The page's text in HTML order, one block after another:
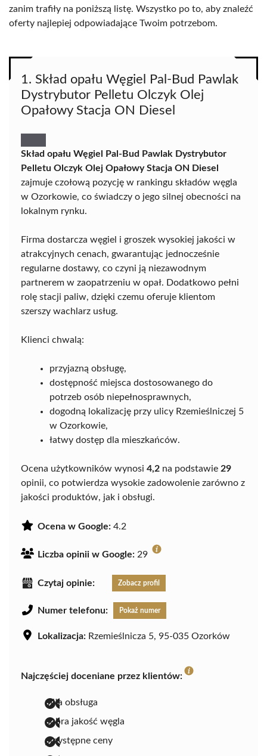
zanim trafiły na poniższą listę. Wszystko po to, aby znaleźć
oferty najlepiej odpowiadające Twoim potrzebom.
1. Skład opału Węgiel Pal-Bud Pawlak
Dystrybutor Pelletu Olczyk Olej
Opałowy Stacja ON Diesel
Skład opału Węgiel Pal-Bud Pawlak Dystrybutor
Pelletu Olczyk Olej Opałowy Stacja ON Diesel
zajmuje czołową pozycję w rankingu składów węgla
w Ozorkowie, co świadczy o jego silnej obecności na
lokalnym rynku.
Firma dostarcza węgiel i groszek wysokiej jakości w
atrakcyjnych cenach, gwarantując jednocześnie
regularne dostawy, co czyni ją niezawodnym
partnerem w zaopatrzeniu w opał. Dodatkowo pełni
rolę stacji paliw, dzięki czemu oferuje klientom
szerszy wachlarz usług.
Klienci chwalą:
przyjazną obsługę,
dostępność miejsca dostosowanego do
potrzeb osób niepełnosprawnych,
dogodną lokalizację przy ulicy Rzemieślniczej 5
w Ozorkowie,
łatwy dostęp dla mieszkańców.
Ocena użytkowników wynosi 4,2 na podstawie 29
opinii, co potwierdza wysokie zadowolenie zarówno z
jakości produktów, jak i obsługi.
Ocena w Google: 4.2
Liczba opinii w Google: 29
Czytaj opinie: Zobacz profil
Numer telefonu: Pokaż numer
Lokalizacja: Rzemieślnicza 5, 95-035 Ozorków
Najczęściej doceniane przez klientów:
miła obsługa
dobra jakość węgla
przystępne ceny